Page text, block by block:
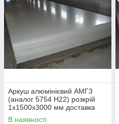
Аркуш алюмінієвий АМГ3
(аналог 5754 Н22) розкрій
1х1500х3000 мм доставка
порізування паковання
В наявності